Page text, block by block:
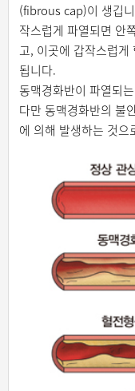
(fibrous cap)이 생깁
작스럽게 파열되면 안
고, 이곳에 갑작스럽게
됩니다.
동맥경화반이 파열되
다만 동맥경화반의 불
에 의해 발생하는 것으